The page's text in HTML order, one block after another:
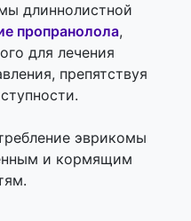
длиннолистной
пропранолола,
для лечения
препятствуя
эврикомы
и кормящим